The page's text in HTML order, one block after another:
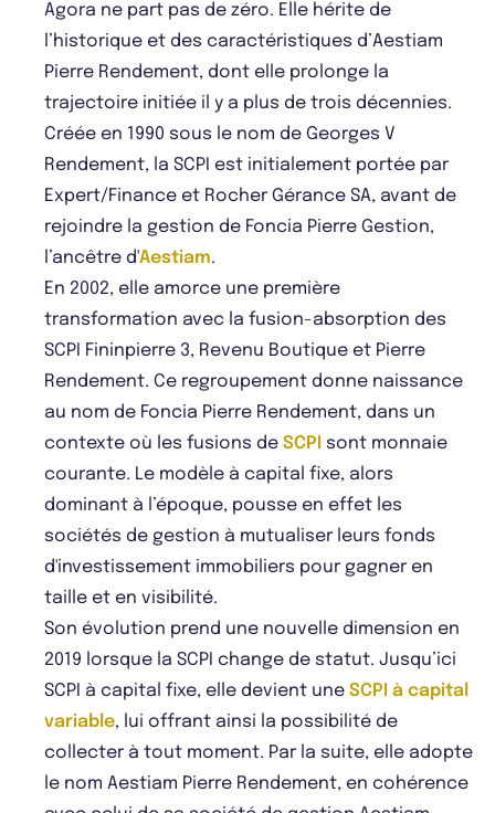
Agora ne part pas de zéro. Elle hérite de
l’historique et des caractéristiques d’Aestiam
Pierre Rendement, dont elle prolonge la
trajectoire initiée il y a plus de trois décennies.
Créée en 1990 sous le nom de Georges V
Rendement, la SCPI est initialement portée par
Expert/Finance et Rocher Gérance SA, avant de
rejoindre la gestion de Foncia Pierre Gestion,
l’ancêtre d'Aestiam.
En 2002, elle amorce une première
transformation avec la fusion-absorption des
SCPI Fininpierre 3, Revenu Boutique et Pierre
Rendement. Ce regroupement donne naissance
au nom de Foncia Pierre Rendement, dans un
contexte où les fusions de SCPI sont monnaie
courante. Le modèle à capital fixe, alors
dominant à l’époque, pousse en effet les
sociétés de gestion à mutualiser leurs fonds
d'investissement immobiliers pour gagner en
taille et en visibilité.
Son évolution prend une nouvelle dimension en
2019 lorsque la SCPI change de statut. Jusqu’ici
SCPI à capital fixe, elle devient une SCPI à capital
variable, lui offrant ainsi la possibilité de
collecter à tout moment. Par la suite, elle adopte
le nom Aestiam Pierre Rendement, en cohérence